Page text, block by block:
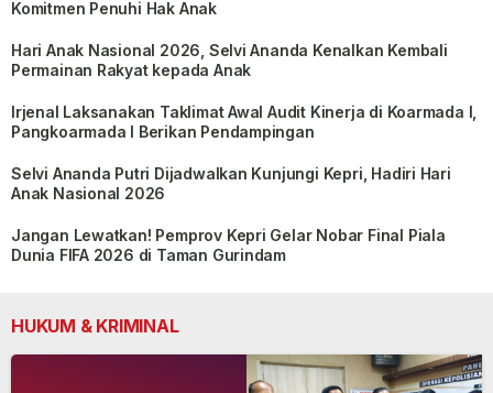
Komitmen Penuhi Hak Anak
Hari Anak Nasional 2026, Selvi Ananda Kenalkan Kembali
Permainan Rakyat kepada Anak
Irjenal Laksanakan Taklimat Awal Audit Kinerja di Koarmada I,
Pangkoarmada I Berikan Pendampingan
Selvi Ananda Putri Dijadwalkan Kunjungi Kepri, Hadiri Hari
Anak Nasional 2026
Jangan Lewatkan! Pemprov Kepri Gelar Nobar Final Piala
Dunia FIFA 2026 di Taman Gurindam
HUKUM & KRIMINAL